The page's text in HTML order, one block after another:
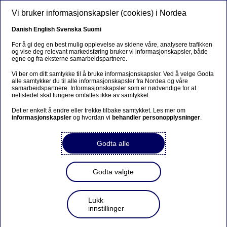
NO
Ursäkta...
Den här sidan finns tyvärr inte på svenska.
Stanna kvar på sidan
svenska
Nordea publiserer
kommentar om
flytteprosessen
Vi bruker informasjonskapsler (cookies) i Nordea
Danish English Svenska Suomi
For å gi deg en best mulig opplevelse av sidene våre, analysere trafikken
og vise deg relevant markedsføring bruker vi informasjonskapsler, både
egne og fra eksterne samarbeidspartnere.
Vi ber om ditt samtykke til å bruke informasjonskapsler. Ved å velge Godta
alle samtykker du til alle informasjonskapsler fra Nordea og våre
samarbeidspartnere. Informasjonskapsler som er nødvendige for at
nettstedet skal fungere omfattes ikke av samtykket.
Det er enkelt å endre eller trekke tilbake samtykket. Les mer om
informasjonskapsler og hvordan vi behandler personopplysninger.
Godta alle
Godta valgte
Lukk
innstillinger